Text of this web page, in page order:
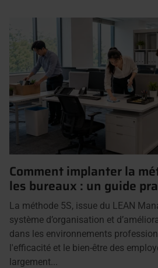
Comment implanter la
les bureaux : un guide
La méthode 5S, issue du LEAN
système d’organisation et
dans les environnements
l'efficacité et le bien-être des
largement...